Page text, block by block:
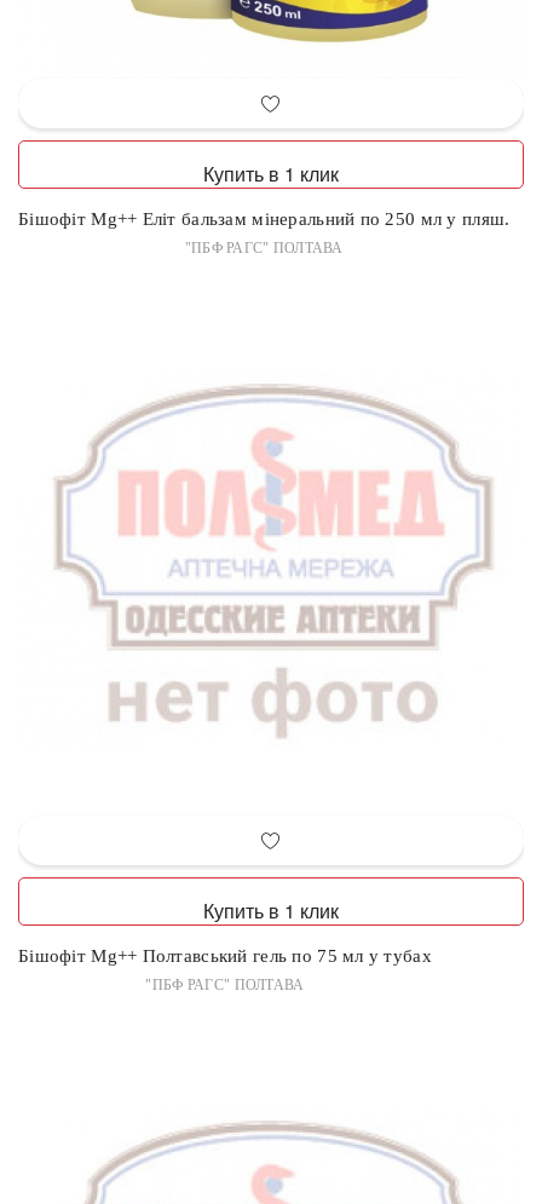
Купить в 1 клик
Бішофіт Mg++ Еліт бальзам мінеральний по 250 мл у пляш.
"ПБФ РАГС" ПОЛТАВА
Купить в 1 клик
Бішофіт Mg++ Полтавський гель по 75 мл у тубах
"ПБФ РАГС" ПОЛТАВА